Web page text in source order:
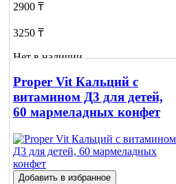
2900 ₸
3250 ₸
Нет в наличии
Сообщить
о наличии
Proper Vit Кальций с
витамином Д3 для детей,
60 мармеладных конфет
Добавить в избранное